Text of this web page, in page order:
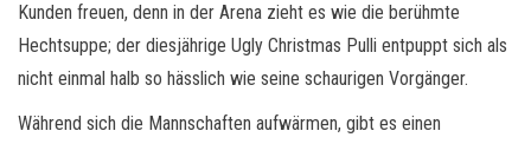
Kunden freuen, denn in der Arena zieht es wie die berühmte
Hechtsuppe; der diesjährige Ugly Christmas Pulli entpuppt sich als
nicht einmal halb so hässlich wie seine schaurigen Vorgänger.
Während sich die Mannschaften aufwärmen, gibt es einen